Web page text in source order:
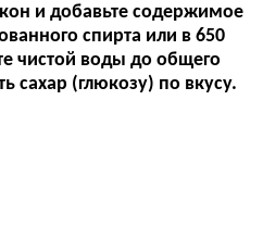
и добавьте содержимое
спирта или в 650
чистой воды до общего
сахар (глюкозу) по вкусу.